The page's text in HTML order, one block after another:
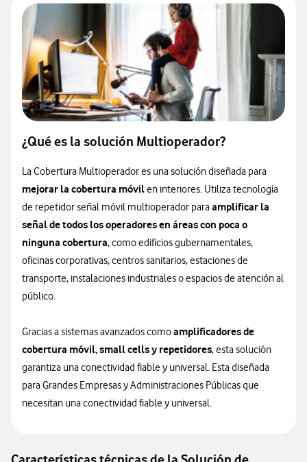
¿Qué es la solución Multioperador?
La Cobertura Multioperador es una solución diseñada para
mejorar la cobertura móvilen interiores. Utiliza tecnología
de repetidor señal móvil multioperador paraamplificar la
señal de todos los operadores en áreas con poca o
ninguna cobertura, como edificios gubernamentales,
oficinas corporativas, centros sanitarios, estaciones de
transporte, instalaciones industriales o espacios de atención al
público.
Gracias a sistemas avanzados comoamplificadores de
cobertura móvil, small cells y repetidores, esta solución
garantiza una conectividad fiable y universal. Esta diseñada
para Grandes Empresas y Administraciones Públicas que
necesitan una conectividad fiable y universal.